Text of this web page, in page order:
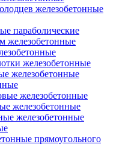
железобетонные
параболические
железобетонные
железобетонные
железобетонные
железобетонные
железобетонные
железобетонные
прямоугольного